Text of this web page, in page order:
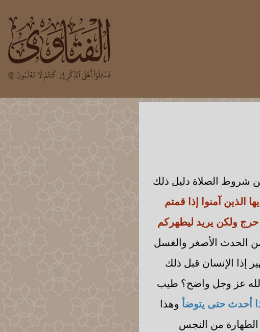
شروط الصلاة دليل ذلك
الذين آمنوا إذا قمتم
حرج ولكن يريد ليطهركم
من الحدث الأصغر والغسل
إذا الإنسان قبل ذلك
الله عز وجل واضح؟ طيب
أحدث حتى يتوضأ وهذا
الطهارة من النجس